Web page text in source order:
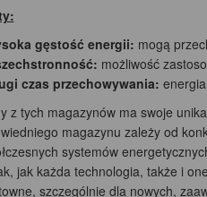
gęstość energii: mogą
możliwość
czas przechowywania:
z tych magazynów ma swoje
magazynu zależy od
systemów
jak każda technologia, także i
szczególnie dla nowych,